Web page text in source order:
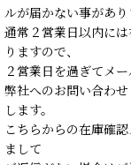
ルが届かない事があり
通常２営業日以内に
りますので、
２営業日を過ぎてメ
弊社へのお問い合わ
します。
こちらからの在庫確
まして